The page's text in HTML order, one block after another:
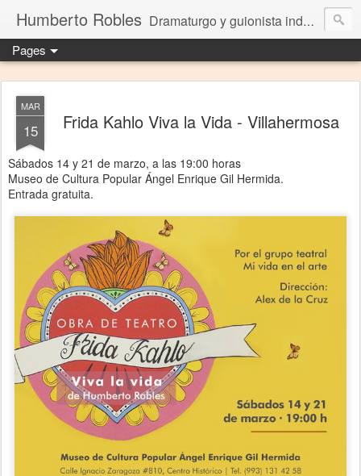
Humberto Robles Dramaturgo y guionista independiente
Pages
MAR
15 Frida Kahlo Viva la Vida - Villahermosa
Sábados 14 y 21 de marzo, a las 19:00 horas
Museo de Cultura Popular Ángel Enrique Gil Hermida.
Entrada gratuita.